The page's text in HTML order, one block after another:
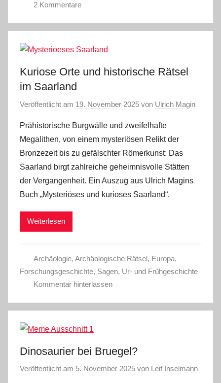
2 Kommentare
Kuriose Orte und historische Rätsel
im Saarland
Veröffentlicht am 19. November 2025 von Ulrich Magin
Prähistorische Burgwälle und zweifelhafte
Megalithen, von einem mysteriösen Relikt der
Bronzezeit bis zu gefälschter Römerkunst: Das
Saarland birgt zahlreiche geheimnisvolle Stätten
der Vergangenheit. Ein Auszug aus Ulrich Magins
Buch „Mysteriöses und kurioses Saarland“.
Weiterlesen
Archäologie, Archäologische Rätsel, Europa,
Forschungsgeschichte, Sagen, Ur- und Frühgeschichte
Kommentar hinterlassen
Dinosaurier bei Bruegel?
Veröffentlicht am 5. November 2025 von Leif Inselmann